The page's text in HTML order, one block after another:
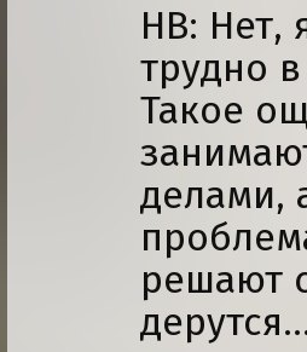
НВ: Нет,
трудно
Такое
делами,
решают